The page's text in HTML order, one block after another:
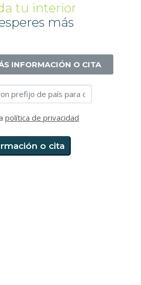
tu interior
más
INFORMACIÓN O CITA
política de privacidad